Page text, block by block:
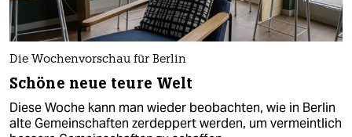
Die Wochenvorschau für Berlin
Schöne neue teure Welt
Diese Woche kann man wieder beobachten, wie in Berlin
alte Gemeinschaften zerdeppert werden, um vermeintlich